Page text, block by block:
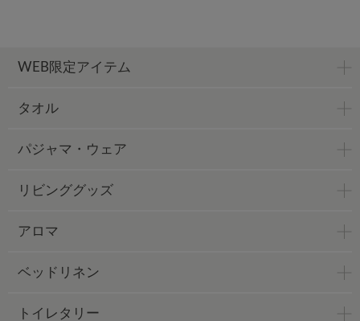
WEB限定アイテム
タオル
パジャマ・ウェア
リビンググッズ
アロマ
ベッドリネン
トイレタリー